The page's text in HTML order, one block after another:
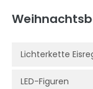
Lichterkette
LED-Figuren